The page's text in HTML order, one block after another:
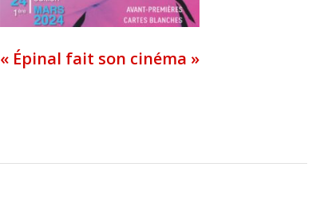
« Épinal fait son cinéma »